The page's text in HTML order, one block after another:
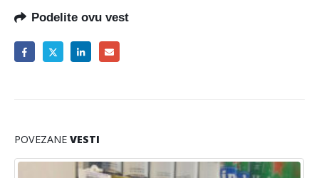
Podelite ovu vest
POVEZANE VESTI